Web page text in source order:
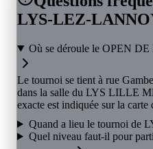
LYS-LEZ-
Où se déroule le OPEN
Le tournoi se tient à rue
dans la salle du LYS LILLE
exacte est indiquée sur la
Quand a lieu le tournoi de
Quel niveau faut-il pour